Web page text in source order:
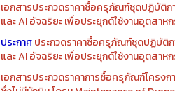
เอกสารประกวดราคาซื้อครุภัณฑ์เครื่องแม
ประกาศประกวดราคาซื้อครุภัณฑ์เครื่องแม
อิเล็กทรอนิกส์ (e-bidding)
เอกสารประกวดราคาซื้อครุภัณฑ์ชุดปฏิบัติก
และ AI อัจฉริยะ เพื่อประยุกต์ใช้งานอุตสาห